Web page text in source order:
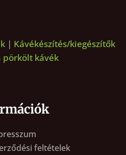
| Kávékészítés/kiegészítők
pörkölt kávék
feltételek